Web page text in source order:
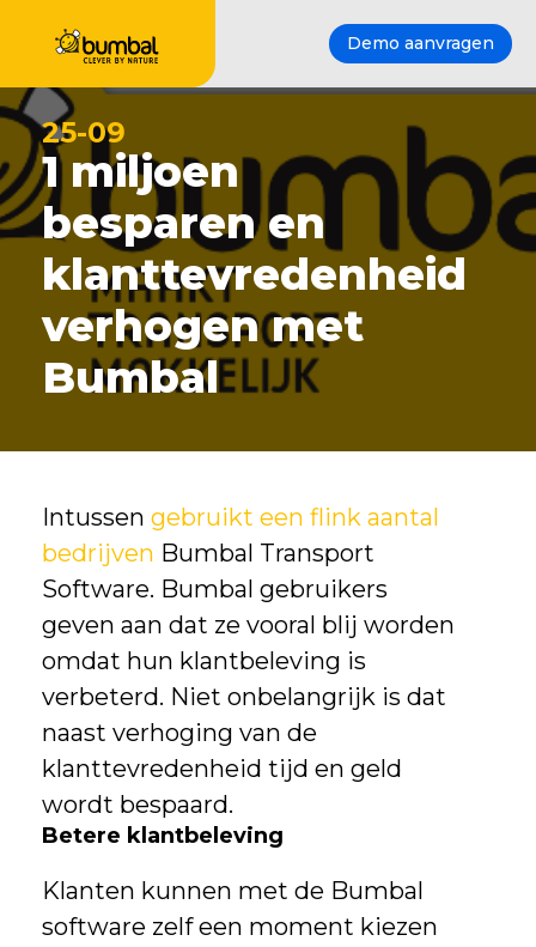
Demo aanvragen
25-09
1 miljoen
besparen en
klanttevredenheid
verhogen met
Bumbal
Intussen gebruikt een flink aantal
bedrijven Bumbal Transport
Software. Bumbal gebruikers
geven aan dat ze vooral blij worden
omdat hun klantbeleving is
verbeterd. Niet onbelangrijk is dat
naast verhoging van de
klanttevredenheid tijd en geld
wordt bespaard.
Betere klantbeleving
Klanten kunnen met de Bumbal
software zelf een moment kiezen